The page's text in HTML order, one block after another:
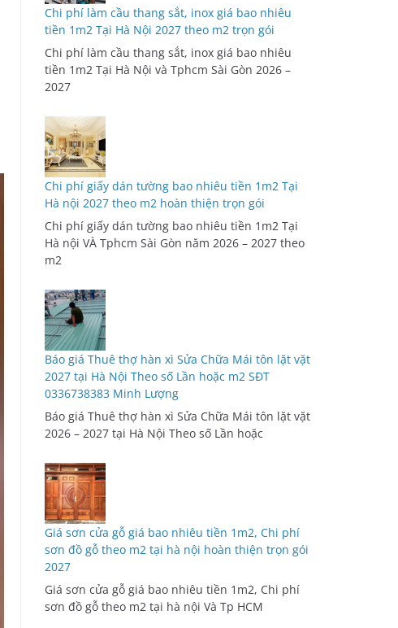
Chi phí làm cầu thang sắt, inox giá bao nhiêu
tiền 1m2 Tại Hà Nội 2027 theo m2 trọn gói
Chi phí làm cầu thang sắt, inox giá bao nhiêu
tiền 1m2 Tại Hà Nội và Tphcm Sài Gòn 2026 –
2027
Chi phí giấy dán tường bao nhiêu tiền 1m2 Tại
Hà nội 2027 theo m2 hoàn thiện trọn gói
Chi phí giấy dán tường bao nhiêu tiền 1m2 Tại
Hà nội VÀ Tphcm Sài Gòn năm 2026 – 2027 theo
m2
Báo giá Thuê thợ hàn xì Sửa Chữa Mái tôn lặt vặt
2027 tại Hà Nội Theo số Lần hoặc m2 SĐT
0336738383 Minh Lượng
Báo giá Thuê thợ hàn xì Sửa Chữa Mái tôn lặt vặt
2026 – 2027 tại Hà Nội Theo số Lần hoặc
Giá sơn cửa gỗ giá bao nhiêu tiền 1m2, Chi phí
sơn đồ gỗ theo m2 tại hà nội hoàn thiện trọn gói
2027
Giá sơn cửa gỗ giá bao nhiêu tiền 1m2, Chi phí
sơn đồ gỗ theo m2 tại hà nội Và Tp HCM